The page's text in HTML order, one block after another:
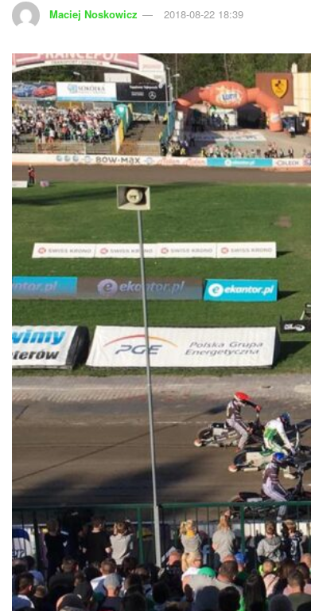
Maciej Noskowicz 2018-08-22 18:39